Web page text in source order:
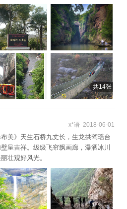
共14张
x*语 2018-06-01
美》天生石桥九丈长，生龙拱驾瑶台
呈吉祥。级级飞帘飘画廊，瀑洒冰川
壮观好风光。